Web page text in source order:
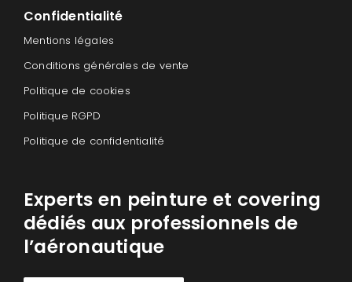
Confidentialité
Mentions légales
Conditions générales de vente
Politique de cookies
Politique RGPD
Politique de confidentialité
Experts en peinture et covering
dédiés aux professionnels de
l’aéronautique